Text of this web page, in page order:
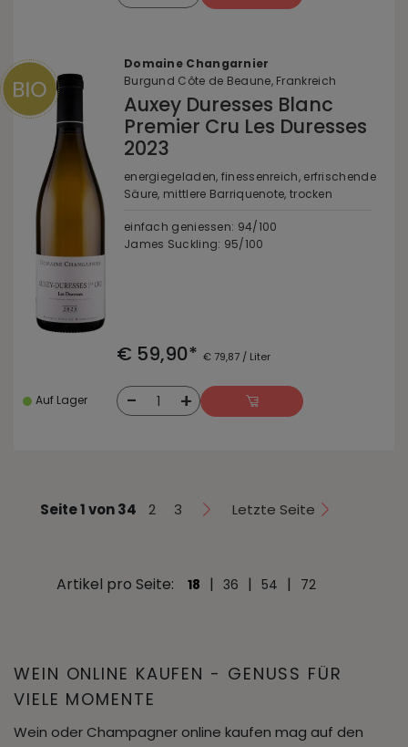
Domaine Changarnier
Burgund Côte de Beaune, Frankreich
Auxey Duresses Blanc
Premier Cru Les Duresses
2023
energiegeladen, finessenreich, erfrischende
Säure, mittlere Barriquenote, trocken
einfach geniessen: 94/100
James Suckling: 95/100
€ 59,90* € 79,87 / Liter
Auf Lager - 1 +
Seite 1 von 34 2 3 Letzte Seite
Artikel pro Seite: 18 | 36 | 54 | 72
WEIN ONLINE KAUFEN - GENUSS FÜR
VIELE MOMENTE
Wein oder Champagner online kaufen mag auf den